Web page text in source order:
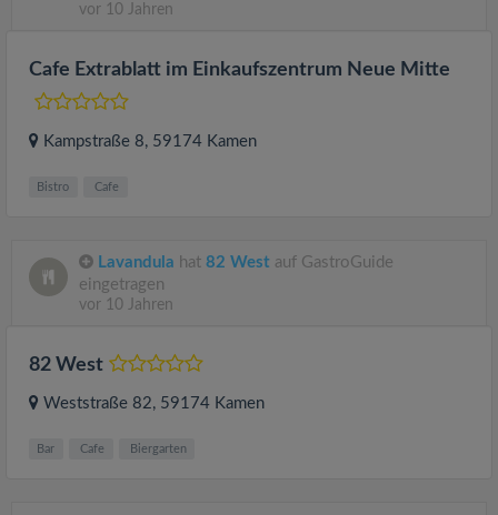
vor 10 Jahren
Cafe Extrablatt im Einkaufszentrum Neue Mitte
Kampstraße 8, 59174 Kamen
Bistro Cafe
Lavandula hat 82 West auf GastroGuide
eingetragen
vor 10 Jahren
82 West
Weststraße 82, 59174 Kamen
Bar Cafe Biergarten